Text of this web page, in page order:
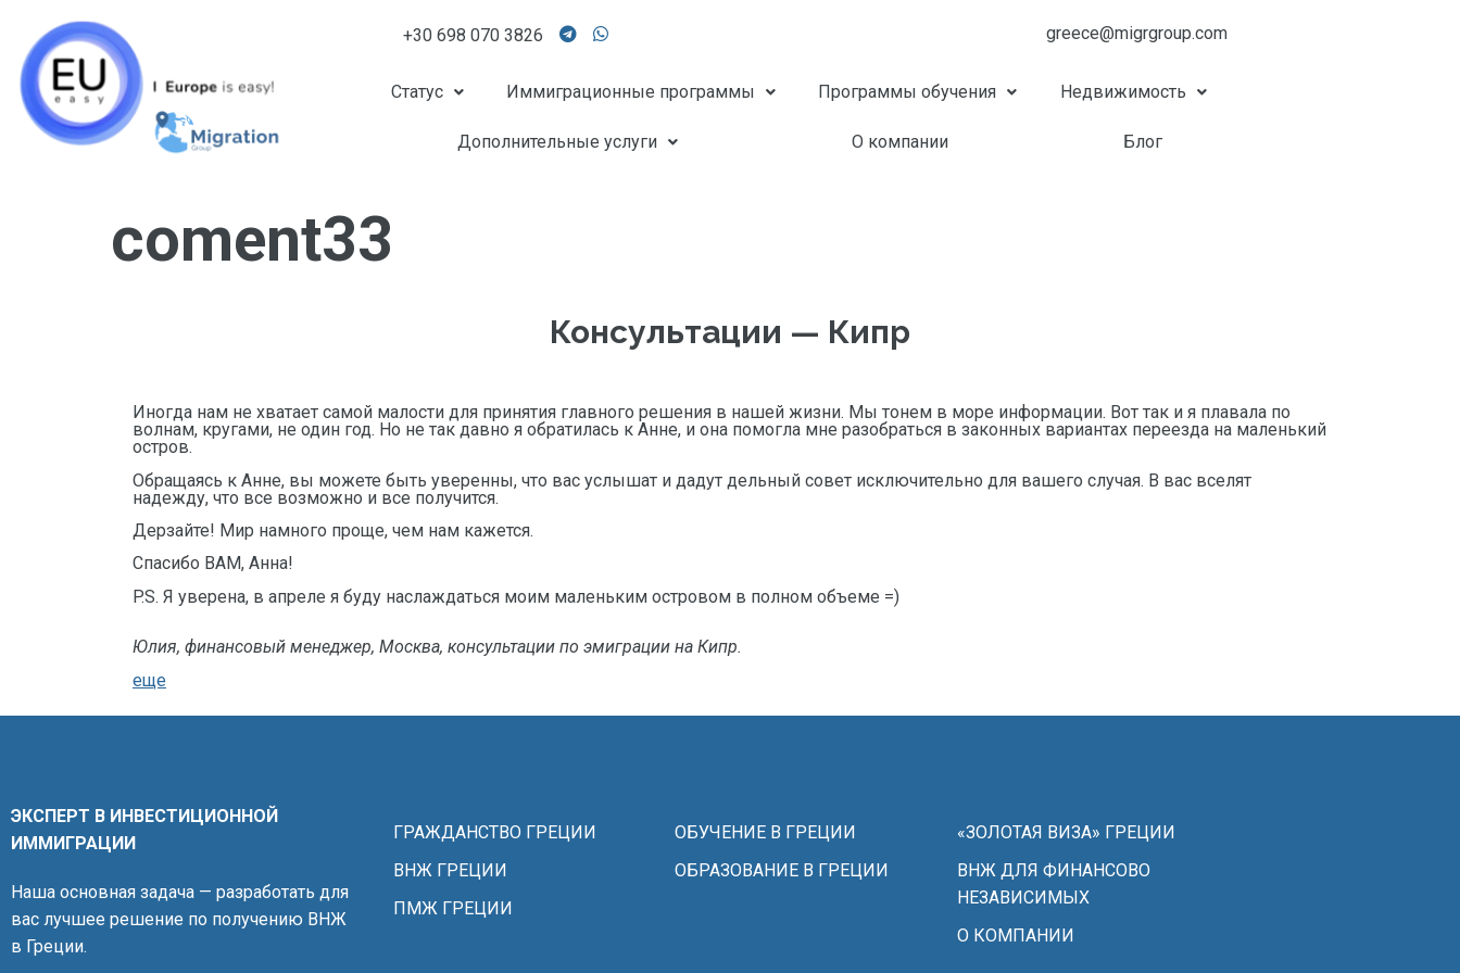
+30 698 070 3826 greece@migrgroup.com
Статус Иммиграционные программы Программы обучения Недвижимость
Дополнительные услуги О компании Блог
coment33
Консультации — Кипр
Иногда нам не хватает самой малости для принятия главного решения в нашей жизни. Мы тонем в море информации. Вот так и я плавала по
волнам, кругами, не один год. Но не так давно я обратилась к Анне, и она помогла мне разобраться в законных вариантах переезда на маленький
остров.
Обращаясь к Анне, вы можете быть уверенны, что вас услышат и дадут дельный совет исключительно для вашего случая. В вас вселят
надежду, что все возможно и все получится.
Дерзайте! Мир намного проще, чем нам кажется.
Спасибо ВАМ, Анна!
P.S. Я уверена, в апреле я буду наслаждаться моим маленьким островом в полном объеме =)
Юлия, финансовый менеджер, Москва, консультации по эмиграции на Кипр.
еще
ЭКСПЕРТ В ИНВЕСТИЦИОННОЙ
ИММИГРАЦИИ
Наша основная задача — разработать для
вас лучшее решение по получению ВНЖ
в Греции.
ГРАЖДАНСТВО ГРЕЦИИ
ВНЖ ГРЕЦИИ
ПМЖ ГРЕЦИИ
ОБУЧЕНИЕ В ГРЕЦИИ
ОБРАЗОВАНИЕ В ГРЕЦИИ
«ЗОЛОТАЯ ВИЗА» ГРЕЦИИ
ВНЖ ДЛЯ ФИНАНСОВО
НЕЗАВИСИМЫХ
О КОМПАНИИ